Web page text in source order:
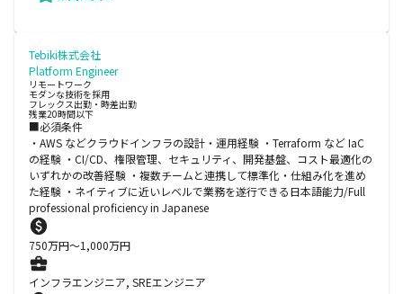
Tebiki株式会社
Platform Engineer
リモートワーク
モダンな技術を採用
フレックス出勤・時差出勤
残業20時間以下
■必須条件
・AWS などクラウドインフラの設計・運用経験 ・Terraform など IaC
の経験 ・CI/CD、権限管理、セキュリティ、開発基盤、コスト最適化の
いずれかの改善経験 ・複数チームと連携して標準化・仕組み化を進め
た経験 ・ネイティブに近いレベルで業務を遂行できる日本語能力/Full
professional proficiency in Japanese
750万円〜1,000万円
インフラエンジニア, SREエンジニア